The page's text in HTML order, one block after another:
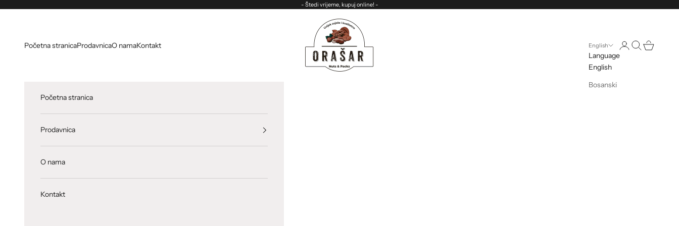
- Štedi vrijeme, kupuj online! -
ORASAR
Početna stranicaProdavnicaO namaKontakt English
Language
English
Bosanski
Open account page
Open search
Open cart
Početna stranica
Prodavnica
O nama
Kontakt